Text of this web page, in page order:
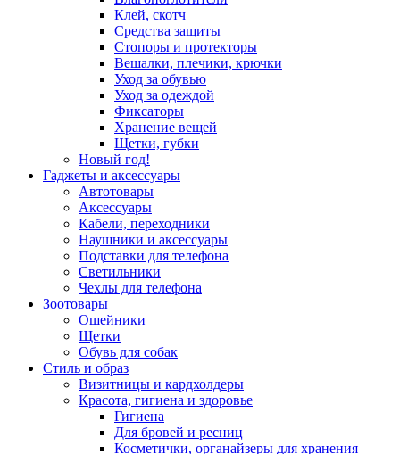
Клей, скотч
Средства защиты
Стопоры и протекторы
Вешалки, плечики, крючки
Уход за обувью
Уход за одеждой
Фиксаторы
Хранение вещей
Щетки, губки
Новый год!
Гаджеты и аксессуары
Автотовары
Аксессуары
Кабели, переходники
Наушники и аксессуары
Подставки для телефона
Светильники
Чехлы для телефона
Зоотовары
Ошейники
Щетки
Обувь для собак
Стиль и образ
Визитницы и кардхолдеры
Красота, гигиена и здоровье
Гигиена
Для бровей и ресниц
Косметички, органайзеры для хранения